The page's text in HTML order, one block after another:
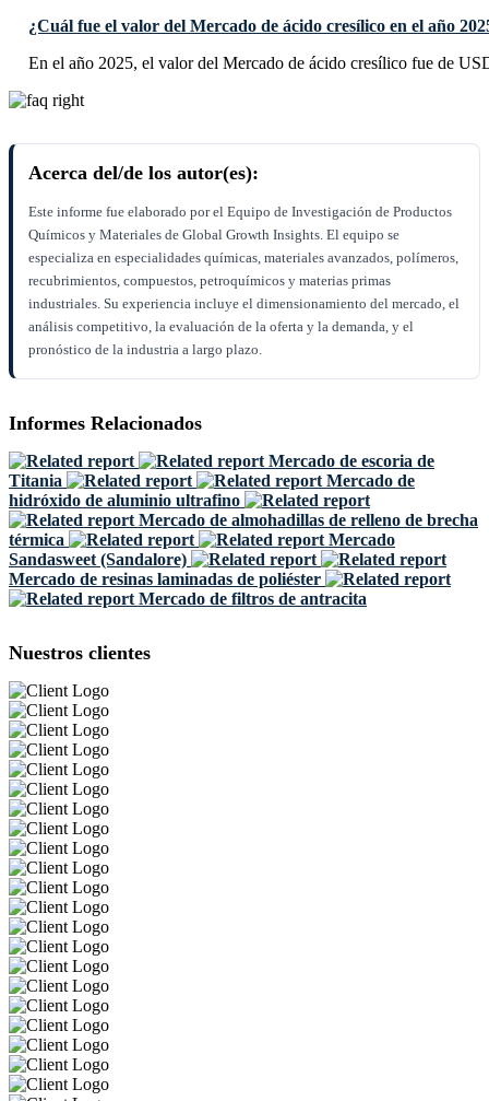
¿Cuál fue el valor del Mercado de ácido cresílico en el año
En el año 2025, el valor del Mercado de ácido cresílico fue de
Acerca del/de los autor(es):
Este informe fue elaborado por el Equipo de Investigación de Productos
Químicos y Materiales de Global Growth Insights. El equipo se
especializa en especialidades químicas, materiales avanzados, polímeros,
recubrimientos, compuestos, petroquímicos y materias primas
industriales. Su experiencia incluye el dimensionamiento del mercado, el
análisis competitivo, la evaluación de la oferta y la demanda, y el
pronóstico de la industria a largo plazo.
Informes Relacionados
Mercado de escoria de
Titania
Mercado de
hidróxido de aluminio ultrafino
Mercado de almohadillas de relleno de brecha
térmica
Mercado
Sandasweet (Sandalore)
Mercado de resinas laminadas de poliéster
Mercado de filtros de antracita
Nuestros clientes